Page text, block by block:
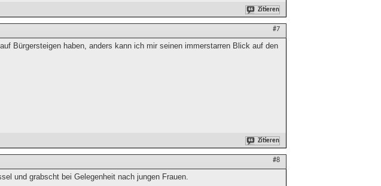
Zitieren
#7
Bürgersteigen haben, anders kann ich mir seinen immerstarren Blick auf den
Zitieren
#8
und grabscht bei Gelegenheit nach jungen Frauen.